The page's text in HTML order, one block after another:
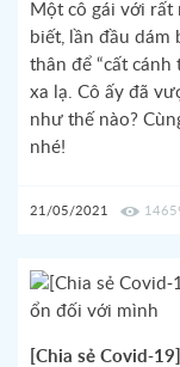
Một cô gái với rất
biết, lần đầu dám
thân để “cất
xa lạ. Cô ấy đã
như thế nào?
nhé!
21/05/2021
[Chia sẻ Covid-